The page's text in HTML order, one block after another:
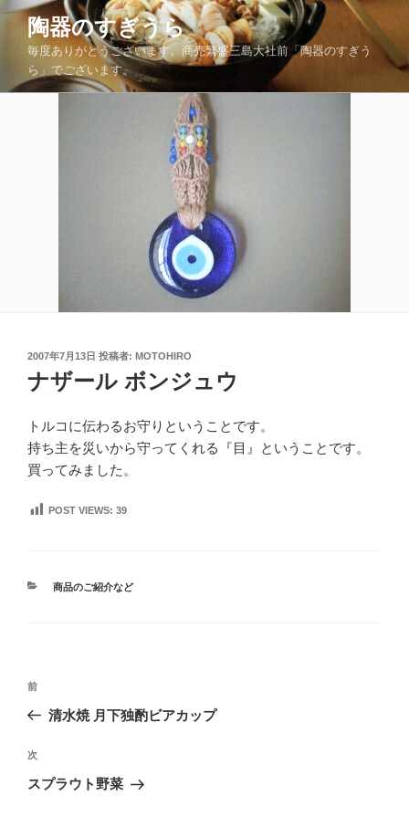
コ
ツ
陶器のすぎうら
毎度ありがとうございます。商売繁盛三島大社前「陶器のすぎう
ら」でございます。
投
日:
2007年7月13日 投稿者: MOTOHIRO
ナザール ボンジュウ
トルコに伝わるお守りということです。
持ち主を災いから守ってくれる『目』ということです。
買ってみました。
POST VIEWS: 39
カ
商品のご紹介など
投
ナ
ビ
ゲ
前
の
稿
前
清水焼 月下独酌ビアカップ
次
の
次
スプラウト野菜